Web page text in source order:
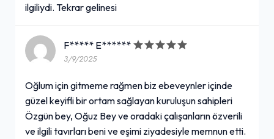
ilgiliydi. Tekrar gelinesi
F***** E******
3/9/2025
Oğlum için gitmeme rağmen biz ebeveynler içinde
güzel keyifli bir ortam sağlayan kuruluşun sahipleri
Özgün bey, Oğuz Bey ve oradaki çalışanların özverili
ve ilgili tavırları beni ve eşimi ziyadesiyle memnun etti.